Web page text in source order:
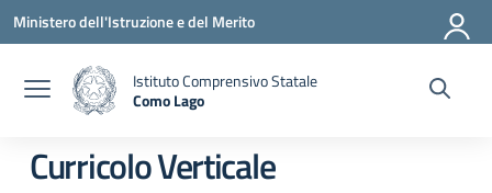
Vai ai contenuti
Vai al menu di navigazione
Vai al footer
Ministero dell'Istruzione e del Merito
Istituto Comprensivo Statale
Como Lago
— Visita la pagina iniziale della scuola
Curricolo Verticale